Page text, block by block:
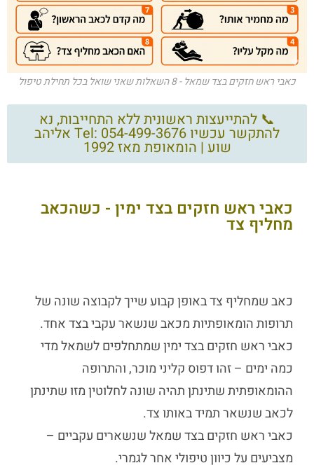
כאבי ראש חזקים בצד שמאל - 8 השאלות שאני שואל בכל תחילת טיפול
📞 להתייעצות ראשונית ללא התחייבות, נא
להתקשר עכשיו Tel: 054-499-3676 אליהב
שוע | הומאופת מאז 1992
כאבי ראש חזקים בצד ימין - כשהכאב
מחליף צד
כאב שמחליף צד באופן קבוע שייך לקבוצה שונה של
תרופות הומאופתיות מכאב שנשאר עקבי בצד אחד.
כאבי ראש חזקים בצד ימין שמתחלפים לשמאל מדי
כמה ימים – זהו דפוס קליני מוכר, והתרופה
ההומאופתית שתינתן תהיה שונה לחלוטין מזו שתינתן
לכאב שנשאר תמיד באותו צד.
כאבי ראש חזקים בצד שמאל שנשארים עקביים –
מצביעים על כיוון טיפולי אחר לגמרי.